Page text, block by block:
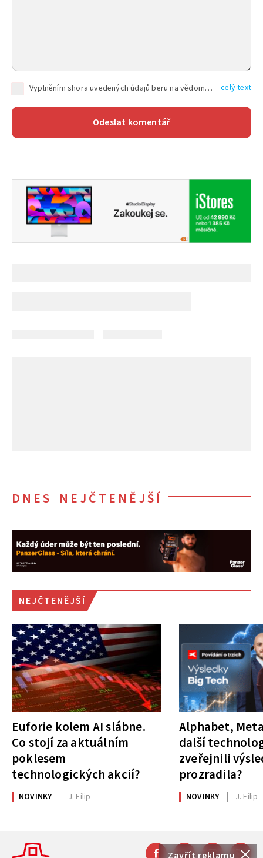
Vyplněním shora uvedených údajů beru na vědomí, že společnost TEXT FACTORY s.r.o., sídlem Brno, Durďákova 336/29, Černá Pole, PSČ: 613 00, IČ: 06157831, zapsané u Krajského soudu v Brně, oddíl C, vložka 100399, bude zpracovávat mé osobní údaje uvedené v rámci mnou vyplněného registračního formuláře na základě oprávněných zájmů TEXT FACTORY s.r.o. dle čl. 6 odst. 1 písm. f) GDPR a pro splnění právních povinností (čl. 6 odst. 1 písm. c) GDPR), a to pro tyto účely: nezbytnost zajistit oprávnění návštěvníka webových stránek provozovaných společností TEXT FACTORY s.r.o. přispívat aktivně ke zveřejněným článkům nebo v rámci diskusních fór a výkon práv TEXT FACTORY s.r.o. jako administrátora těchto diskusních fór. Více informací o zpracování osobních údajů a právech lze nalézt v celý text
DNES NEJČTENĚJŠÍ
NEJČTENĚJŠÍ
Euforie kolem AI slábne.
Co stojí za aktuálním
poklesem
technologických akcií?
NOVINKY J. Filip
Alphabet,
další
zveřejnili
prozradila?
NOVINKY J. Filip